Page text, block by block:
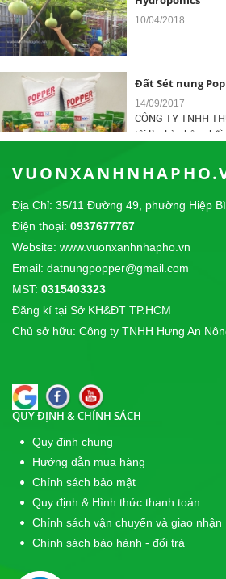
10/04/2018
14/09/2017
CÔNG TY TNHH
tôi là nhà phân
Giải Cầu Lông
POPPER 2017
Giải Cầu Lông Đôi
Cúp POPPER 2017
Địa Chỉ: 35/11 Đường 49, phường Hiệp
Điện thoại: 0937677767
Website: www.vuonxanhnhapho.vn
Email: datnungpopper@gmail.com
MST: 0315403323
Đăng kí tại Sở KH&ĐT TP.HCM
Chủ sở hữu: Công ty TNHH Hưng An
QUY ĐỊNH & CHÍNH SÁCH
Quy định chung
Hướng dẫn mua hàng
Chính sách bảo mật
Quy định & Hình thức thanh toán
Chính sách vận chuyển và giao nhận
Chính sách bảo hành - đổi trả